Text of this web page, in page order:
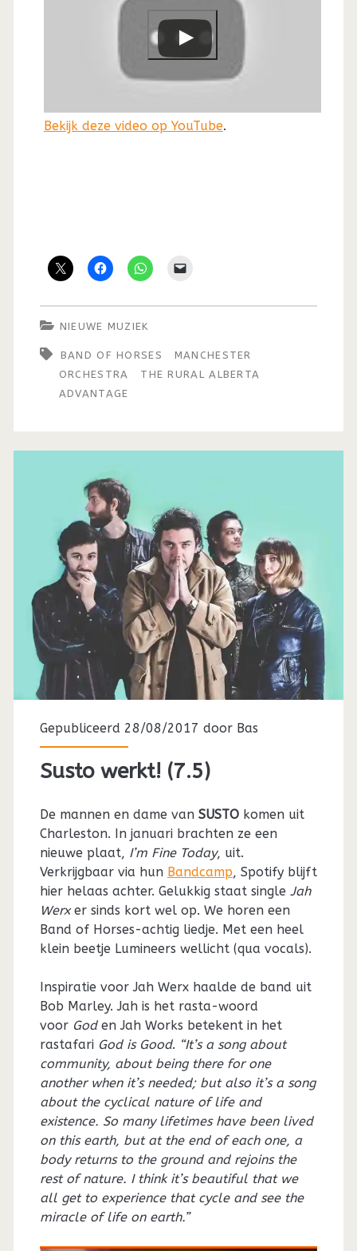
Bekijk deze video op YouTube.
NIEUWE MUZIEK
BAND OF HORSES
MANCHESTER
ORCHESTRA
THE RURAL ALBERTA
ADVANTAGE
Gepubliceerd 28/08/2017 door Bas
Susto werkt! (7.5)
De mannen en dame van SUSTOkomen uit
Charleston. In januari brachten ze een
nieuwe plaat, I’m Fine Today, uit.
Verkrijgbaar via hun Bandcamp, Spotify blijft
hier helaas achter. Gelukkig staat single Jah
Werxer sinds kort wel op. We horen een
Band of Horses-achtig liedje. Met een heel
klein beetje Lumineers wellicht (qua vocals).
Inspiratie voor Jah Werx haalde de band uit
Bob Marley. Jah is het rasta-woord
voor Goden Jah Works betekent in het
rastafari God is Good. “It’s a song about
community, about being there for one
another when it’s needed; but also it’s a song
about the cyclical nature of life and
existence. So many lifetimes have been lived
on this earth, but at the end of each one, a
body returns to the ground and rejoins the
rest of nature. I think it’s beautiful that we
all get to experience that cycle and see the
miracle of life on earth.”